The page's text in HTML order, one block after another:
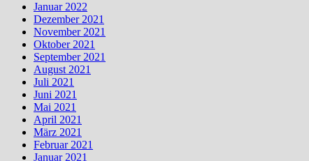
Januar 2022
Dezember 2021
November 2021
Oktober 2021
September 2021
August 2021
Juli 2021
Juni 2021
Mai 2021
April 2021
März 2021
Februar 2021
Januar 2021